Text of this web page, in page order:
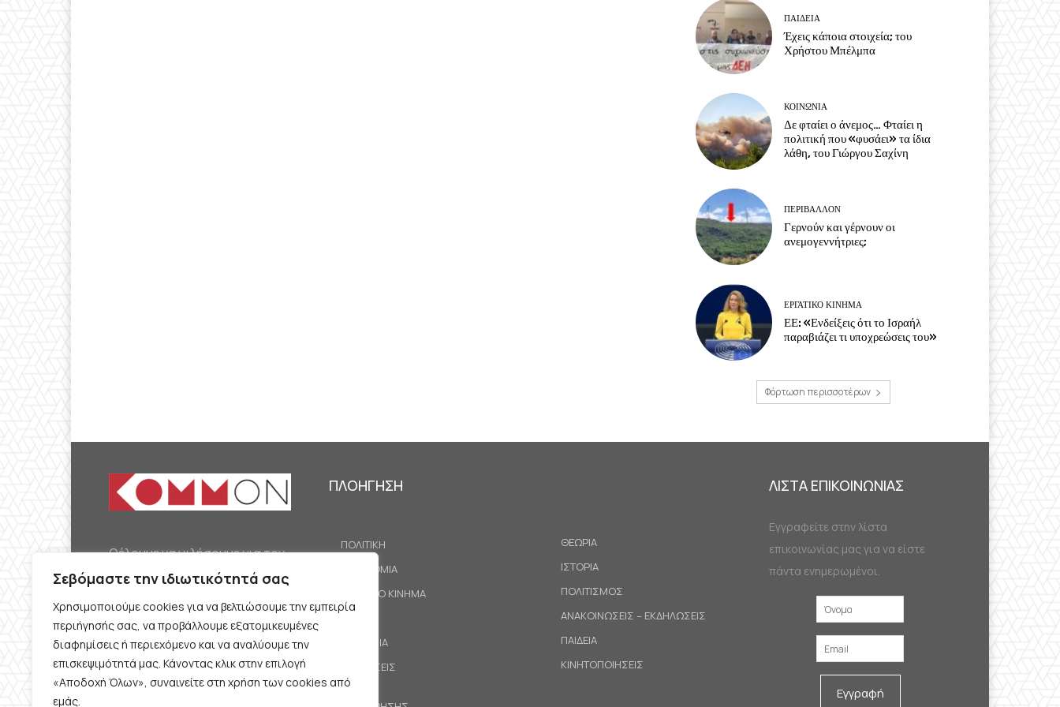
Σεβόμαστε την ιδιωτικότητά σας
Χρησιμοποιούμε cookies για να βελτιώσουμε την εμπειρία
περιήγησής σας, να προβάλλουμε εξατομικευμένες
διαφημίσεις ή περιεχόμενο και να αναλύουμε την
επισκεψιμότητά μας. Κάνοντας κλικ στην επιλογή
«Αποδοχή Όλων», συναινείτε στη χρήση των cookies από
εμάς.
ΠΑΙΔΕΙΑ
Έχεις κάποια στοιχεία; του
Χρήστου Μπέλμπα
ΚΟΙΝΩΝΙΑ
Δε φταίει ο άνεμος… Φταίει η
πολιτική που «φυσάει» τα ίδια
λάθη, του Γιώργου Σαχίνη
ΠΕΡΙΒΆΛΛΟΝ
Γερνούν και γέρνουν οι
ανεμογεννήτριες;
ΕΡΓΑΤΙΚΟ ΚΙΝΗΜΑ
ΕΕ: «Ενδείξεις ότι το Ισραήλ
παραβιάζει τι υποχρεώσεις του»
Φόρτωση περισσοτέρων
Θέλουμε να μιλήσουμε για τον
κομμουνισμό της εποχής μας,
την αναγκαία αλλά όχι
δεδομένη προοπτική.
Θέλουμε να μιλήσουμε
ταυτόχρονα για την
καθημερινή επιβίωση και τον
ΠΛΟΗΓΗΣΗ
ΠΟΛΙΤΙΚΗ
ΟΙΚΟΝΟΜΙΑ
ΕΡΓΑΤΙΚΟ ΚΙΝΗΜΑ
ΚΟΙΝΩΝΙΑ
ΠΡΟΤΑΣΕΙΣ
ΘΕΩΡΙΑ
ΙΣΤΟΡΙΑ
ΠΟΛΙΤΙΣΜΟΣ
ΑΝΑΚΟΙΝΩΣΕΙΣ – ΕΚΔΗΛΩΣΕΙΣ
ΠΑΙΔΕΙΑ
ΚΙΝΗΤΟΠΟΙΗΣΕΙΣ
ΛΙΣΤΑ ΕΠΙΚΟΙΝΩΝΙΑΣ
Εγγραφείτε στην λίστα
επικοινωνίας μας για να είστε
πάντα ενημερωμένοι.
Εγγραφή